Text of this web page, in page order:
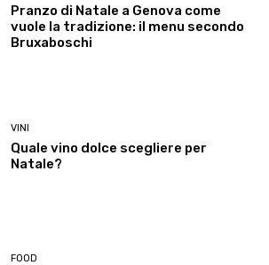
Pranzo di Natale a Genova come
vuole la tradizione: il menu secondo
Bruxaboschi
VINI
Quale vino dolce scegliere per
Natale?
FOOD